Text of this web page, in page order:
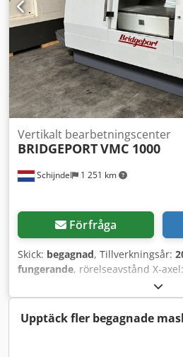
Schijndel 1 251 km
Vertikalt bearbetningscenter
BRIDGEPORTVMC 1000
Förfråga
Skick: begagnad, Tillverkningsår:
fungerande, rörelseavstånd X-axel:
, rörelseavstånd
snabbmatning X-axel:30 m/min,
axel:30 m/min , snabbframkörning
styrtillverkare:
Heidenhain
Upptäck fler begagnade